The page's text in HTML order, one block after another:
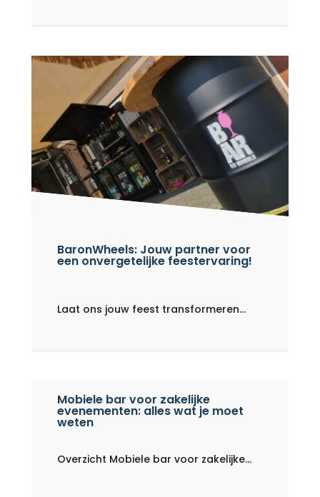
BaronWheels: Jouw partner voor
een onvergetelijke feestervaring!
Laat ons jouw feest transformeren...
Mobiele bar voor zakelijke
evenementen: alles wat je moet
weten
Overzicht Mobiele bar voor zakelijke...